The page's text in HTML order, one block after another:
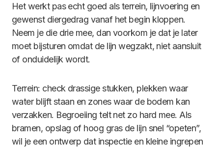
Het werkt pas echt goed als terrein, lijnvoering en
gewenst diergedrag vanaf het begin kloppen.
Neem je die drie mee, dan voorkom je dat je later
moet bijsturen omdat de lijn wegzakt, niet aansluit
of onduidelijk wordt.
Terrein: check drassige stukken, plekken waar
water blijft staan en zones waar de bodem kan
verzakken. Begroeiing telt net zo hard mee. Als
bramen, opslag of hoog gras de lijn snel “opeten”,
wil je een ontwerp dat inspectie en kleine ingrepen